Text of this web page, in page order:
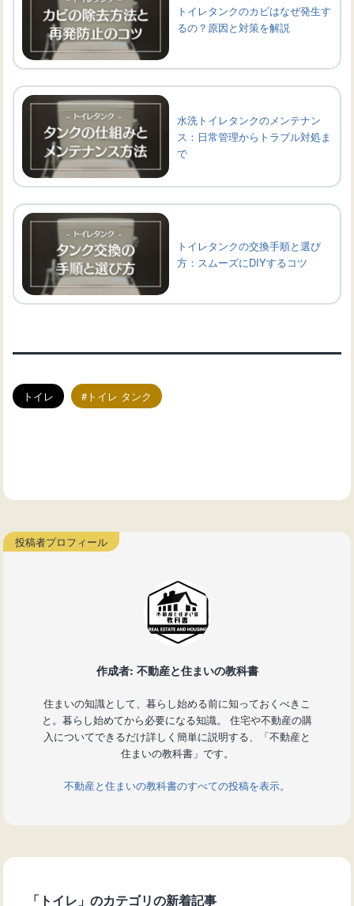
トイレタンクのカビはなぜ発生す
るの？原因と対策を解説
水洗トイレタンクのメンテナン
ス：日常管理からトラブル対処ま
で
トイレタンクの交換手順と選び
方：スムーズにDIYするコツ
トイレ トイレ タンク
作成者: 不動産と住まいの教科書
住まいの知識として、暮らし始める前に知っておくべきこ
と。暮らし始めてから必要になる知識。 住宅や不動産の購
入についてできるだけ詳しく簡単に説明する、「不動産と
住まいの教科書」です。
不動産と住まいの教科書のすべての投稿を表示。
「トイレ」のカテゴリの新着記事